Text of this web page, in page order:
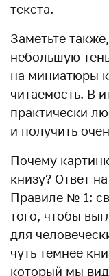
текста.
Заметьте
небольшую
на миниатюры
читаемость. В
практически
и получить
Почему
книзу? Ответ
Правиле № 1:
того, чтобы
для
чуть темнее
который мы